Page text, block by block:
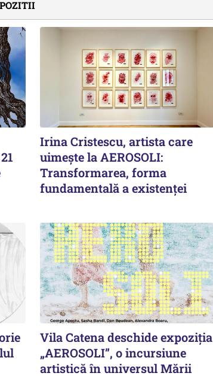
Irina Cristescu, artista care
uimește la AEROSOLI:
Transformarea, forma
fundamentală a existenței
Vila Catena deschide expoziția
„AEROSOLI”, o incursiune
artistică în universul Mării